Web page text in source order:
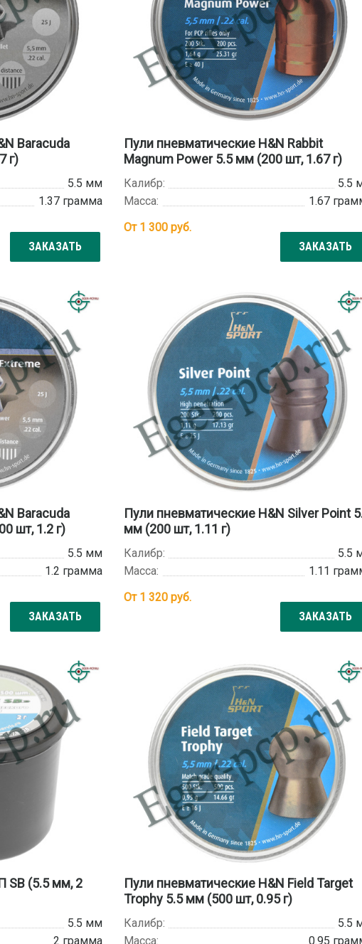
Baracuda
г)
5.5 мм
1.37 грамма
ЗАКАЗАТЬ
Пули пневматические H&N Rabbit
Magnum Power 5.5 мм (200 шт, 1.67 г)
Калибр:
5.5
Масса:
1.67
От 1 300руб.
ЗАКАЗАТЬ
Baracuda
шт, 1.2 г)
5.5 мм
1.2 грамма
ЗАКАЗАТЬ
Пули пневматические H&N Silver Point
мм (200 шт, 1.11 г)
Калибр:
5.5
Масса:
1.11
От 1 320руб.
ЗАКАЗАТЬ
SB (5.5 мм, 2
5.5 мм
2 грамма
Пули пневматические H&N Field Target
Trophy 5.5 мм (500 шт, 0.95 г)
Калибр:
5.5
Масса:
0.95